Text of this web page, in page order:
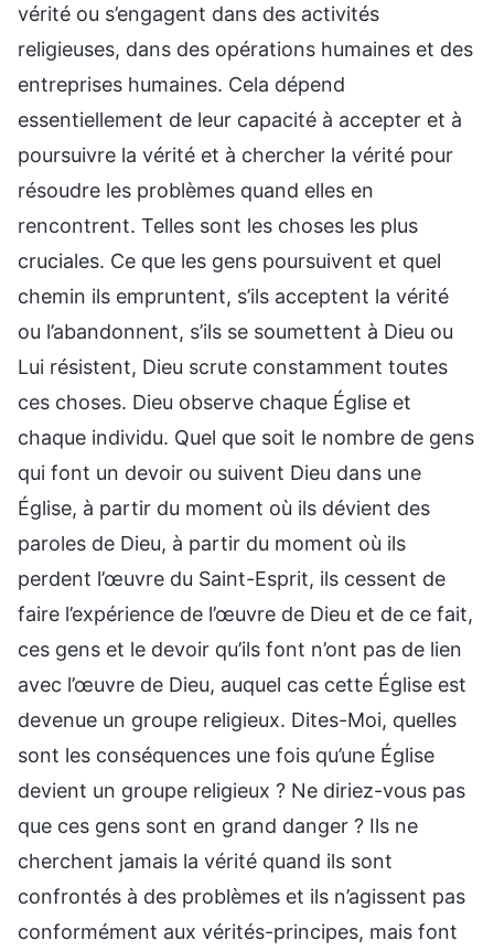
vérité ou s’engagent dans des activités
religieuses, dans des opérations humaines et des
entreprises humaines. Cela dépend
essentiellement de leur capacité à accepter et à
poursuivre la vérité et à chercher la vérité pour
résoudre les problèmes quand elles en
rencontrent. Telles sont les choses les plus
cruciales. Ce que les gens poursuivent et quel
chemin ils empruntent, s’ils acceptent la vérité
ou l’abandonnent, s’ils se soumettent à Dieu ou
Lui résistent, Dieu scrute constamment toutes
ces choses. Dieu observe chaque Église et
chaque individu. Quel que soit le nombre de gens
qui font un devoir ou suivent Dieu dans une
Église, à partir du moment où ils dévient des
paroles de Dieu, à partir du moment où ils
perdent l’œuvre du Saint-Esprit, ils cessent de
faire l’expérience de l’œuvre de Dieu et de ce fait,
ces gens et le devoir qu’ils font n’ont pas de lien
avec l’œuvre de Dieu, auquel cas cette Église est
devenue un groupe religieux. Dites-Moi, quelles
sont les conséquences une fois qu’une Église
devient un groupe religieux ? Ne diriez-vous pas
que ces gens sont en grand danger ? Ils ne
cherchent jamais la vérité quand ils sont
confrontés à des problèmes et ils n’agissent pas
conformément aux vérités-principes, mais font